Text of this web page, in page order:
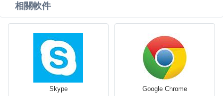
相關軟件
Skype Google Chrome